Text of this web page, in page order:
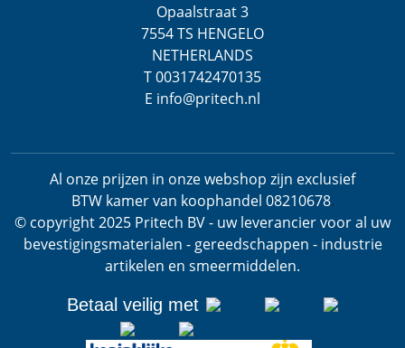
Opaalstraat 3
7554 TS HENGELO
NETHERLANDS
T 0031742470135
E info@pritech.nl
Al onze prijzen in onze webshop zijn exclusief
BTW kamer van koophandel 08210678.
© copyright 2025 Pritech BV - uw leverancier voor al uw
bevestigingsmaterialen - gereedschappen - industrie
artikelen en smeermiddelen.
Betaal veilig met